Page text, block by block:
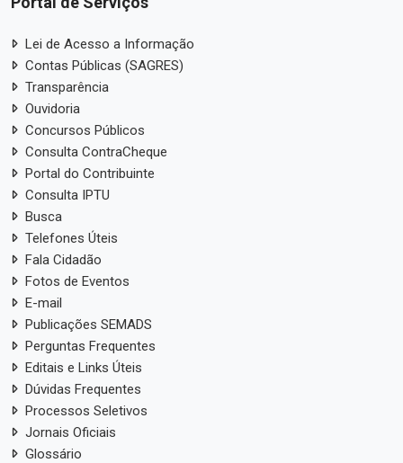
Lei de Acesso a Informação
Contas Públicas (SAGRES)
Transparência
Ouvidoria
Concursos Públicos
Consulta ContraCheque
Portal do Contribuinte
Consulta IPTU
Busca
Telefones Úteis
Fala Cidadão
Fotos de Eventos
E-mail
Publicações SEMADS
Perguntas Frequentes
Editais e Links Úteis
Dúvidas Frequentes
Processos Seletivos
Jornais Oficiais
Glossário